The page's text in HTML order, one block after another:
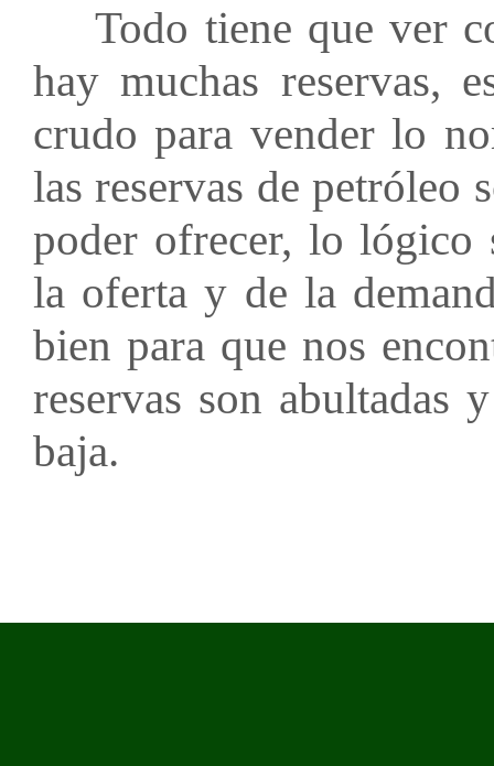
Todo tiene que ver
hay muchas reservas,
crudo para vender lo
las reservas de petróleo
poder ofrecer, lo lógico
la oferta y de la
bien para que nos
reservas son
baja.